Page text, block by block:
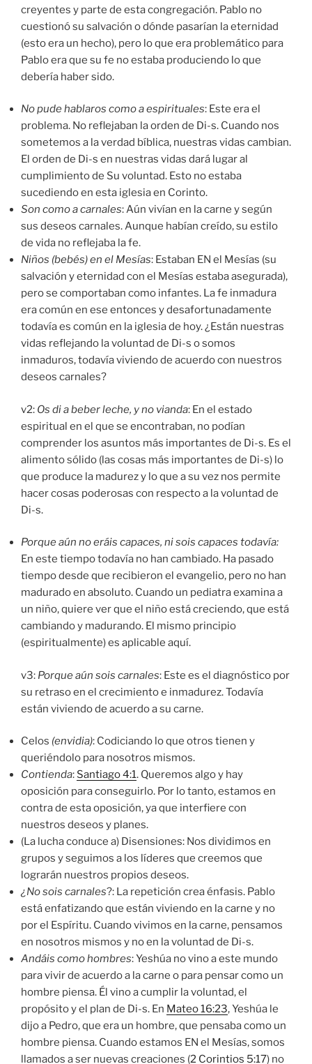
creyentes y parte de esta congregación. Pablo no
cuestionó su salvación o dónde pasarían la eternidad
(esto era un hecho), pero lo que era problemático para
Pablo era que su fe no estaba produciendo lo que
debería haber sido.
No pude hablaros como a espirituales: Este era el
problema. No reflejaban la orden de Di-s. Cuando nos
sometemos a la verdad bíblica, nuestras vidas cambian.
El orden de Di-s en nuestras vidas dará lugar al
cumplimiento de Su voluntad. Esto no estaba
sucediendo en esta iglesia en Corinto.
Son como a carnales: Aún vivían en la carne y según
sus deseos carnales. Aunque habían creído, su estilo
de vida no reflejaba la fe.
Niños (bebés) en el Mesías: Estaban EN el Mesías (su
salvación y eternidad con el Mesías estaba asegurada),
pero se comportaban como infantes. La fe inmadura
era común en ese entonces y desafortunadamente
todavía es común en la iglesia de hoy. ¿Están nuestras
vidas reflejando la voluntad de Di-s o somos
inmaduros, todavía viviendo de acuerdo con nuestros
deseos carnales?
v2: Os di a beber leche, y no vianda: En el estado
espiritual en el que se encontraban, no podían
comprender los asuntos más importantes de Di-s. Es el
alimento sólido (las cosas más importantes de Di-s) lo
que produce la madurez y lo que a su vez nos permite
hacer cosas poderosas con respecto a la voluntad de
Di-s.
Porque aún no eráis capaces, ni sois capaces todavía:
En este tiempo todavía no han cambiado. Ha pasado
tiempo desde que recibieron el evangelio, pero no han
madurado en absoluto. Cuando un pediatra examina a
un niño, quiere ver que el niño está creciendo, que está
cambiando y madurando. El mismo principio
(espiritualmente) es aplicable aquí.
v3: Porque aún sois carnales: Este es el diagnóstico por
su retraso en el crecimiento e inmadurez. Todavía
están viviendo de acuerdo a su carne.
Celos (envidia): Codiciando lo que otros tienen y
queriéndolo para nosotros mismos.
Contienda: Santiago 4:1. Queremos algo y hay
oposición para conseguirlo. Por lo tanto, estamos en
contra de esta oposición, ya que interfiere con
nuestros deseos y planes.
(La lucha conduce a) Disensiones: Nos dividimos en
grupos y seguimos a los líderes que creemos que
lograrán nuestros propios deseos.
¿No sois carnales?: La repetición crea énfasis. Pablo
está enfatizando que están viviendo en la carne y no
por el Espíritu. Cuando vivimos en la carne, pensamos
en nosotros mismos y no en la voluntad de Di-s.
Andáis como hombres: Yeshúa no vino a este mundo
para vivir de acuerdo a la carne o para pensar como un
hombre piensa. Él vino a cumplir la voluntad, el
propósito y el plan de Di-s. En Mateo 16:23, Yeshúa le
dijo a Pedro, que era un hombre, que pensaba como un
hombre piensa. Cuando estamos EN el Mesías, somos
llamados a ser nuevas creaciones (2 Corintios 5:17) no